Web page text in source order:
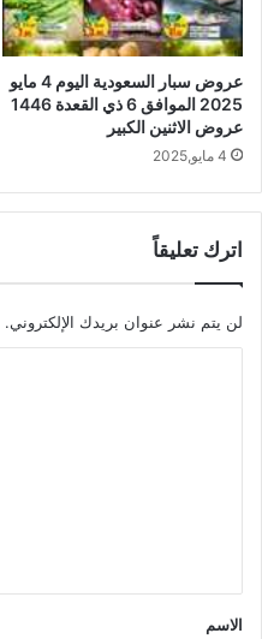
عروض سبار السعودية اليوم 4 مايو
2025 الموافق 6 ذي القعدة 1446
عروض الاثنين الكبير
4 مايو,2025
اترك تعليقاً
لن يتم نشر عنوان بريدك الإلكتروني.
*
الاسم